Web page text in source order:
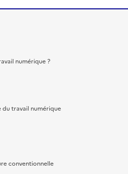
numérique ?
du travail numérique
conventionnelle